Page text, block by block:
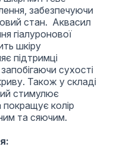
забезпечуючи
стан. Аквасил
гіалуронової
шкіру
підтримці
сухості
Також у складі
стимулює
колір
та сяючим.